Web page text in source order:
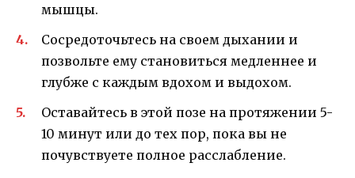
мышцы.
Сосредоточьтесь на своем дыхании и
позвольте ему становиться медленнее и
глубже с каждым вдохом и выдохом.
Оставайтесь в этой позе на протяжении 5-
10 минут или до тех пор, пока вы не
почувствуете полное расслабление.